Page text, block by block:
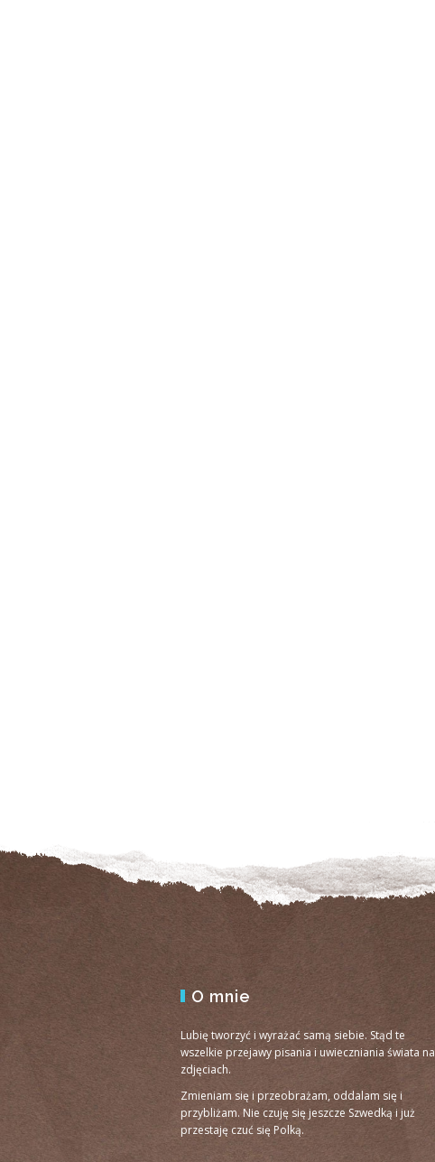
O mnie
Lubię tworzyć i wyrażać samą siebie. Stąd te
wszelkie przejawy pisania i uwieczniania świata na
zdjęciach.
Zmieniam się i przeobrażam, oddalam się i
przybliżam. Nie czuję się jeszcze Szwedką i już
przestaję czuć się Polką.